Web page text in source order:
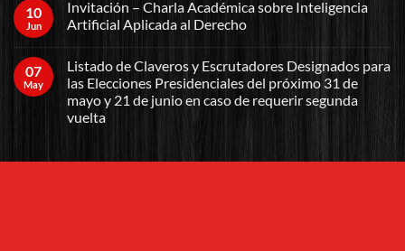
10
Jun
Invitación – Charla Académica sobre Inteligencia
Artificial Aplicada al Derecho
07
May
Listado de Claveros y Escrutadores Designados para
las Elecciones Presidenciales del próximo 31 de
mayo y 21 de junio en caso de requerir segunda
vuelta